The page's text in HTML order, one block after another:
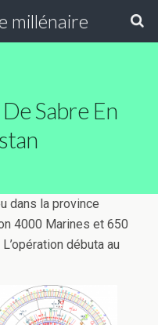
millénaire
Sabre En
dans la province
4000 Marines et 650
débuta au